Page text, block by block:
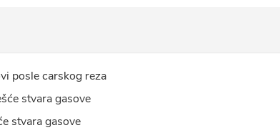
posle carskog reza
stvara gasove
stvara gasove